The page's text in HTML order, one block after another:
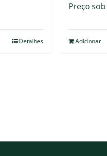
Detalhes
Preço
Adicionar